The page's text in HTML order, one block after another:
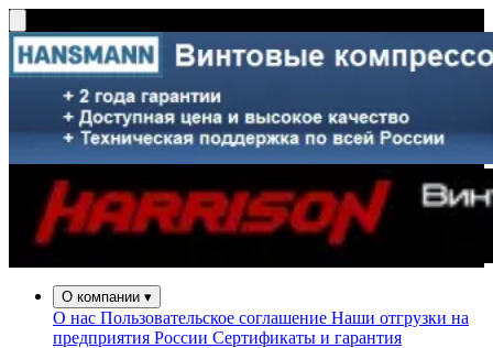
О компании ▾
О нас Пользовательское соглашение Наши отгрузки на
предприятия России Сертификаты и гарантия